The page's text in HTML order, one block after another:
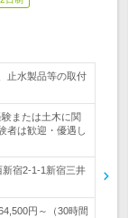
止水製品等の取付
または土木に関
は歓迎・優遇し
宿2-1-1新宿三井
円～（30時間